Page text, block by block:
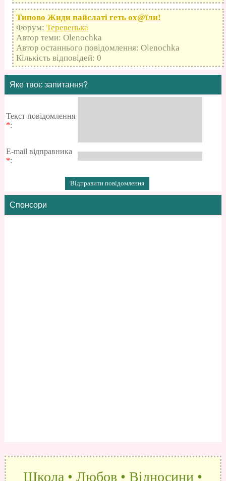
Типово Жиди пайслаті геть оx@їли!
Форум: Теревенька
Автор теми: Olenochka
Автор останнього повідомлення: Olenochka
Кількість відповідей: 0
Яке твоє запитання?
Текст повідомлення
*:
E-mail відправника
*:
Спонсори
Школа • Любов • Відносини •